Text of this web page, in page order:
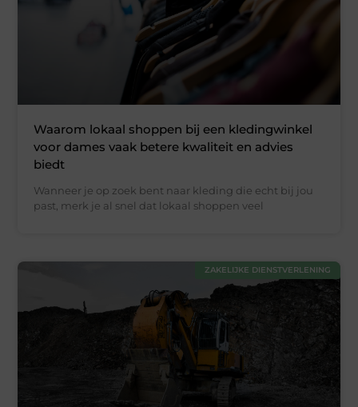
Waarom lokaal shoppen bij een kledingwinkel
voor dames vaak betere kwaliteit en advies
biedt
Wanneer je op zoek bent naar kleding die echt bij jou
past, merk je al snel dat lokaal shoppen veel
ZAKELIJKE DIENSTVERLENING